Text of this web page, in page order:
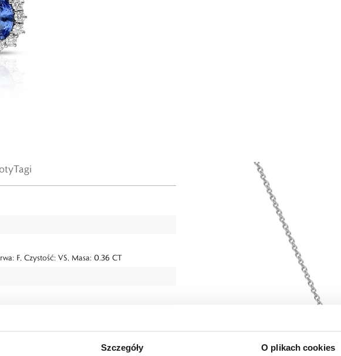
Szczegóły O plikach cookies
Tagi
F, Czystość: VS, Masa: 0.36 CT
el ozdobnego: długość 1,2 cm,